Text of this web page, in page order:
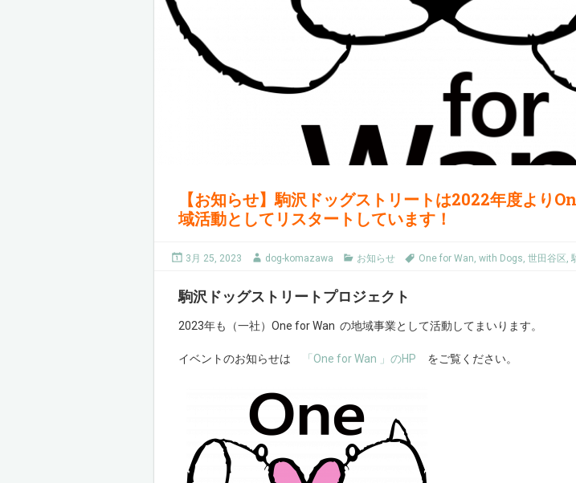
【お知らせ】駒沢ドッグストリートは2022年度より
域活動としてリスタートしています！
3月 25, 2023 dog-komazawa お知らせ One for Wan with Dogs 世田谷区
駒沢ドッグストリートプロジェクト
2023年も（一社） One for Wan の地域事業として活動してまいります。
イベントのお知らせは 「One for Wan 」のHP をご覧ください。